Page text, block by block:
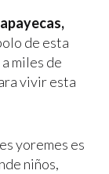
de esta
miles de
vivir esta
yoremes es
niños,